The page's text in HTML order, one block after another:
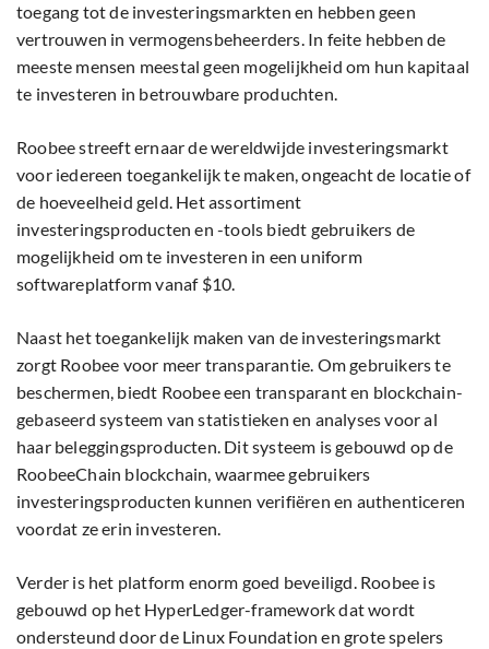
toegang tot de investeringsmarkten en hebben geen
vertrouwen in vermogensbeheerders. In feite hebben de
meeste mensen meestal geen mogelijkheid om hun kapitaal
te investeren in betrouwbare produchten.
Roobee streeft ernaar de wereldwijde investeringsmarkt
voor iedereen toegankelijk te maken, ongeacht de locatie of
de hoeveelheid geld. Het assortiment
investeringsproducten en -tools biedt gebruikers de
mogelijkheid om te investeren in een uniform
softwareplatform vanaf $10.
Naast het toegankelijk maken van de investeringsmarkt
zorgt Roobee voor meer transparantie. Om gebruikers te
beschermen, biedt Roobee een transparant en blockchain-
gebaseerd systeem van statistieken en analyses voor al
haar beleggingsproducten. Dit systeem is gebouwd op de
RoobeeChain blockchain, waarmee gebruikers
investeringsproducten kunnen verifiëren en authenticeren
voordat ze erin investeren.
Verder is het platform enorm goed beveiligd. Roobee is
gebouwd op het HyperLedger-framework dat wordt
ondersteund door de Linux Foundation en grote spelers